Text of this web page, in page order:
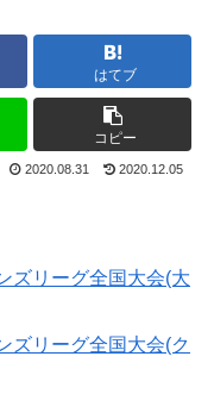
はてブ
コピー
2020.08.31 2020.12.05
ズリーグ全国大会(大
ズリーグ全国大会(ク